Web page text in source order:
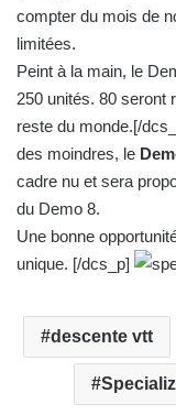
o
r
r
compter du mois de
limitées.
Peint à la main, le
250 unités. 80 seront
reste du monde.[/
des moindres, le
cadre nu et sera
du Demo 8.
Une bonne
unique. [/dcs_p]
descente vtt